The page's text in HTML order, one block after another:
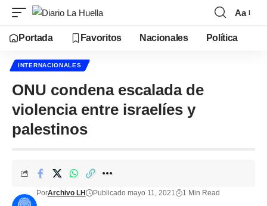
Aa
Portada Favoritos Nacionales Política
INTERNACIONALES
ONU condena escalada de
violencia entre israelíes y
palestinos
PorArchivo LH Publicado mayo 11, 2021 1 Min Read